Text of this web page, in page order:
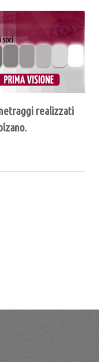
realizzati